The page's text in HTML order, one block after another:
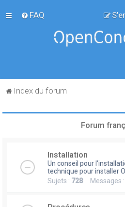
FAQ
Index du forum
Forum
Installation
Un conseil pour
technique pour installer
Sujets : 728 Messages :